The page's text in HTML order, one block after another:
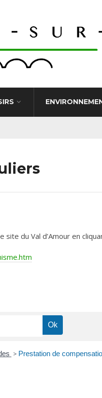
du Val d’Amour en
> Prestation de